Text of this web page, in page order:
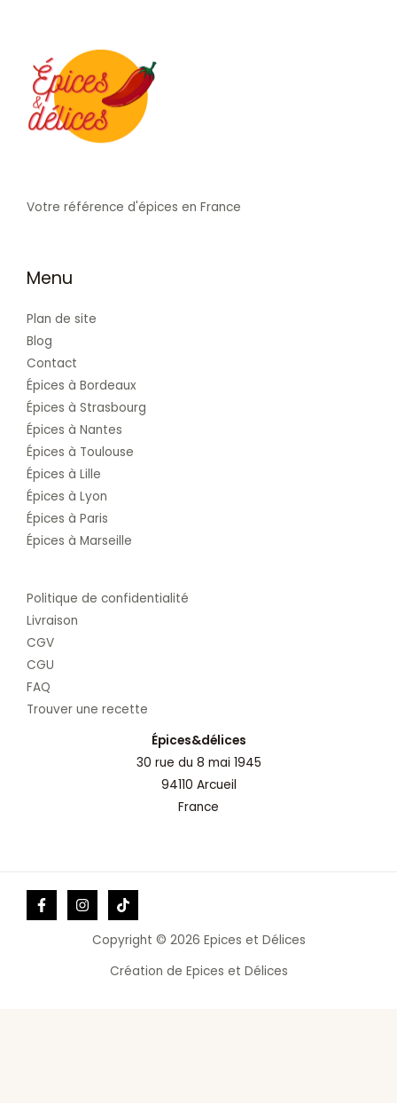
Votre référence d'épices en France
Menu
Plan de site
Blog
Contact
Épices à Bordeaux
Épices à Strasbourg
Épices à Nantes
Épices à Toulouse
Épices à Lille
Épices à Lyon
Épices à Paris
Épices à Marseille
Politique de confidentialité
Livraison
CGV
CGU
FAQ
Trouver une recette
Épices&délices
30 rue du 8 mai 1945
94110 Arcueil
France
Copyright © 2026 Epices et Délices
Création de Epices et Délices